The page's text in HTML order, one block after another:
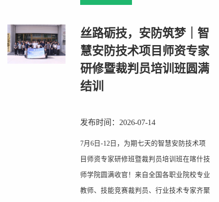
丝路砺技，安防筑梦｜智
慧安防技术项目师资专家
研修暨裁判员培训班圆满
结训
发布时间：2026-07-14
7月6日-12日，为期七天的智慧安防技术项
目师资专家研修班暨裁判员培训班在喀什技
师学院圆满收官！来自全国各职业院校专业
教师、技能竞赛裁判员、行业技术专家齐聚